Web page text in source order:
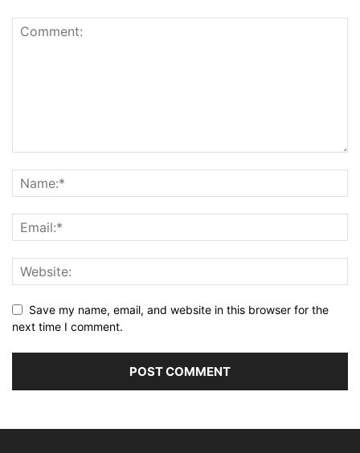
Save my name, email, and website in this browser for the
next time I comment.